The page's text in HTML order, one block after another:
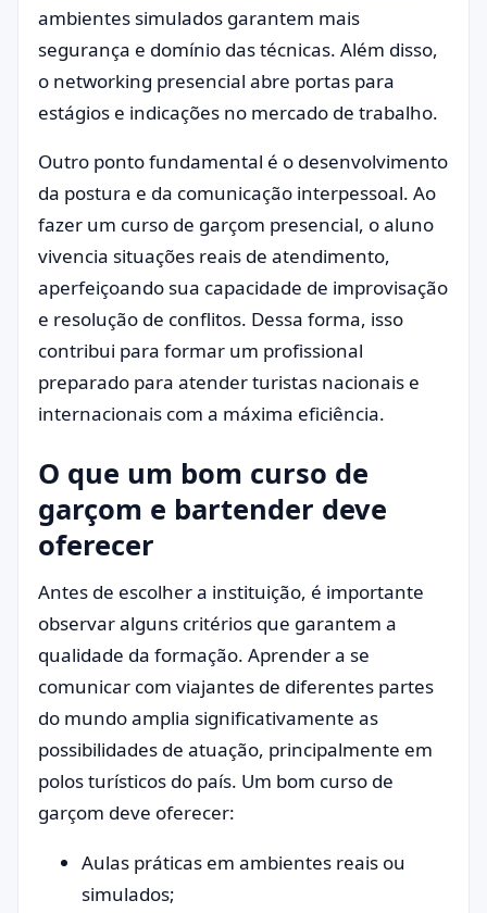
ambientes simulados garantem mais
segurança e domínio das técnicas. Além disso,
o networking presencial abre portas para
estágios e indicações no mercado de trabalho.
Outro ponto fundamental é o desenvolvimento
da postura e da comunicação interpessoal. Ao
fazer um curso de garçom presencial, o aluno
vivencia situações reais de atendimento,
aperfeiçoando sua capacidade de improvisação
e resolução de conflitos. Dessa forma, isso
contribui para formar um profissional
preparado para atender turistas nacionais e
internacionais com a máxima eficiência.
O que um bom curso de
garçom e bartender deve
oferecer
Antes de escolher a instituição, é importante
observar alguns critérios que garantem a
qualidade da formação. Aprender a se
comunicar com viajantes de diferentes partes
do mundo amplia significativamente as
possibilidades de atuação, principalmente em
polos turísticos do país. Um bom curso de
garçom deve oferecer:
Aulas práticas em ambientes reais ou
simulados;